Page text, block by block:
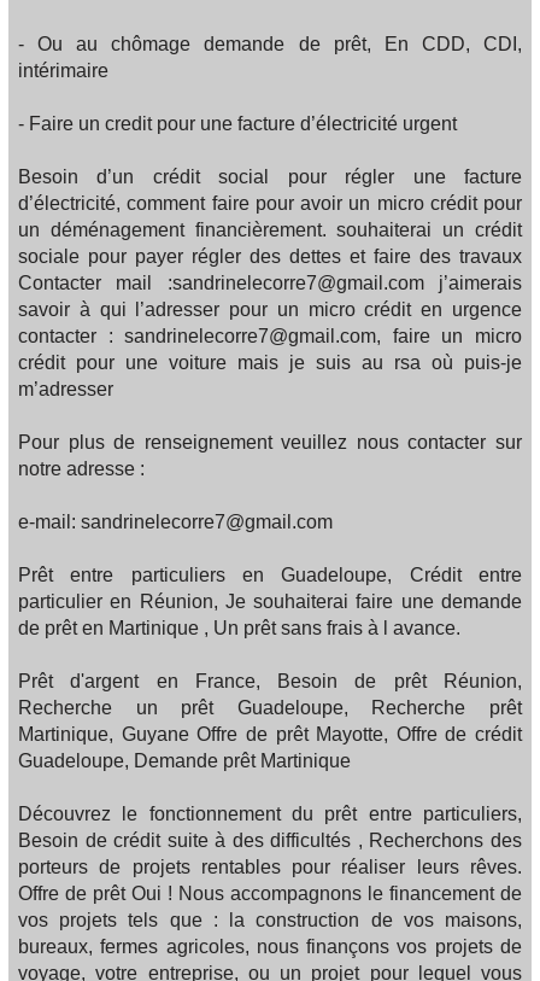
- Ou au chômage demande de prêt, En CDD, CDI,
intérimaire
- Faire un credit pour une facture d’électricité urgent
Besoin d’un crédit social pour régler une facture
d’électricité, comment faire pour avoir un micro crédit pour
un déménagement financièrement. souhaiterai un crédit
sociale pour payer régler des dettes et faire des travaux
Contacter mail :sandrinelecorre7@gmail.com j’aimerais
savoir à qui l’adresser pour un micro crédit en urgence
contacter : sandrinelecorre7@gmail.com, faire un micro
crédit pour une voiture mais je suis au rsa où puis-je
m’adresser
Pour plus de renseignement veuillez nous contacter sur
notre adresse :
e-mail: sandrinelecorre7@gmail.com
Prêt entre particuliers en Guadeloupe, Crédit entre
particulier en Réunion, Je souhaiterai faire une demande
de prêt en Martinique , Un prêt sans frais à l avance.
Prêt d'argent en France, Besoin de prêt Réunion,
Recherche un prêt Guadeloupe, Recherche prêt
Martinique, Guyane Offre de prêt Mayotte, Offre de crédit
Guadeloupe, Demande prêt Martinique
Découvrez le fonctionnement du prêt entre particuliers,
Besoin de crédit suite à des difficultés , Recherchons des
porteurs de projets rentables pour réaliser leurs rêves.
Offre de prêt Oui ! Nous accompagnons le financement de
vos projets tels que : la construction de vos maisons,
bureaux, fermes agricoles, nous finançons vos projets de
voyage, votre entreprise, ou un projet pour lequel vous